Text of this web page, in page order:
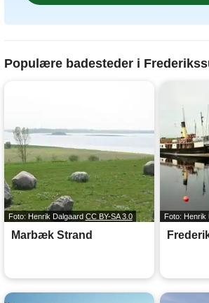
Populære badesteder i
Foto: Henrik Dalgaard CC BY-SA 3.0
Marbæk Strand
Foto: Henrik